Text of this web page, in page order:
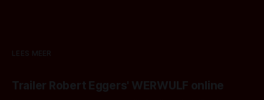
LEES MEER
Trailer Robert Eggers' WERWULF online